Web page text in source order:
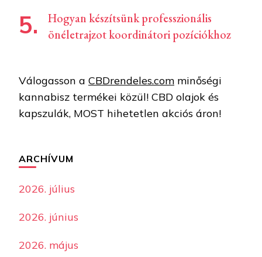
Hogyan készítsünk professzionális
önéletrajzot koordinátori pozíciókhoz
Válogasson a CBDrendeles.com minőségi
kannabisz termékei közül! CBD olajok és
kapszulák, MOST hihetetlen akciós áron!
ARCHÍVUM
2026. július
2026. június
2026. május